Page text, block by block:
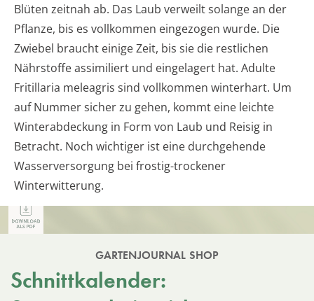
Blüten zeitnah ab. Das Laub verweilt solange an der
Pflanze, bis es vollkommen eingezogen wurde. Die
Zwiebel braucht einige Zeit, bis sie die restlichen
Nährstoffe assimiliert und eingelagert hat. Adulte
Fritillaria meleagris sind vollkommen winterhart. Um
auf Nummer sicher zu gehen, kommt eine leichte
Winterabdeckung in Form von Laub und Reisig in
Betracht. Noch wichtiger ist eine durchgehende
Wasserversorgung bei frostig-trockener
Winterwitterung.
GARTENJOURNAL SHOP
Schnittkalender: